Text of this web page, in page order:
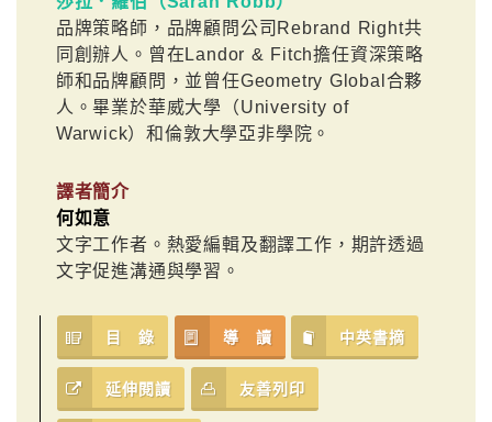
品牌策略師，品牌顧問公司Rebrand Right共
同創辦人。曾在Landor & Fitch擔任資深策略
師和品牌顧問，並曾任Geometry Global合夥
人。畢業於華威大學（University of
Warwick）和倫敦大學亞非學院。
譯者簡介
何如意
文字工作者。熱愛編輯及翻譯工作，期許透過
文字促進溝通與學習。
目 錄 導 讀 中英書摘
延伸閱讀 友善列印